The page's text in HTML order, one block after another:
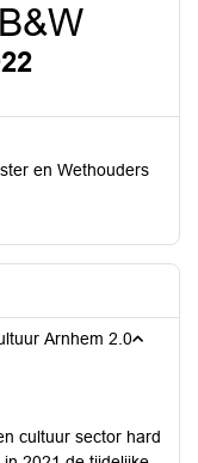
en Wethouders
Arnhem 2.0
cultuur sector hard